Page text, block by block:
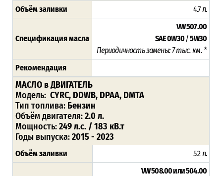
Объём заливки 4.7 л.
Спецификация масла
VW 507.00
SAE 0W30/5W30
Периодичность замены: 7 тыс. км. *
Рекомендация
МАСЛО в ДВИГАТЕЛЬ
Модель: CYRC, DDWB, DPAA, DMTA
Тип топлива: Бензин
Объём двигателя:2.0 л.
Мощность:249 л.с. / 183 кВ.т
Годы выпуска:2015 - 2023
Объём заливки 5.2 л.
VW 508.00 или 504.00